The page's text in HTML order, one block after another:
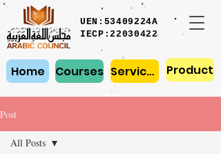
Home Courses Services Product
UEN:53409224A
IECP:22030422
Post
All Posts